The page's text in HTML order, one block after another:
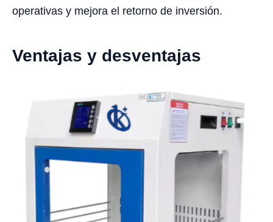
operativas y mejora el retorno de inversión.
Ventajas y desventajas